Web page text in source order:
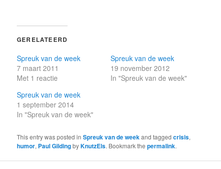
GERELATEERD
Spreuk van de week
7 maart 2011
Met 1 reactie
Spreuk van de week
19 november 2012
In "Spreuk van de week"
Spreuk van de week
1 september 2014
In "Spreuk van de week"
This entry was posted inSpreuk van de weekand taggedcrisis,
humor, Paul GildingbyKnutzEls. Bookmark thepermalink.